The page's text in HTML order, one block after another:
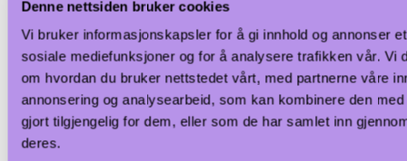
Denne nettsiden bruker cookies
Vi bruker informasjonskapsler for å gi innhold og annonser
sosiale mediefunksjoner og for å analysere trafikken vår. Vi
om hvordan du bruker nettstedet vårt, med partnerne våre
annonsering og analysearbeid, som kan kombinere den
gjort tilgjengelig for dem, eller som de har samlet inn
deres.